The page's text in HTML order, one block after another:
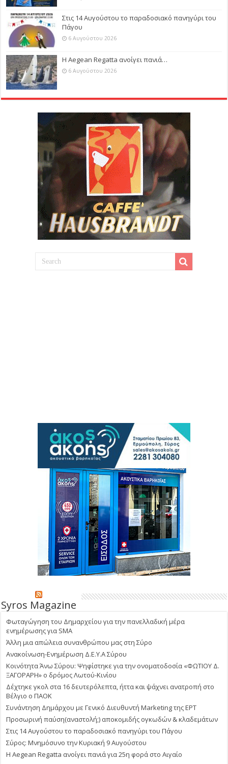
Στις 14 Αυγούστου το παραδοσιακό πανηγύρι του
Πάγου
6 Αυγούστου 2026
Η Aegean Regatta ανοίγει πανιά…
6 Αυγούστου 2026
Syros Magazine
Φωταγώγηση του Δημαρχείου για την πανελλαδική μέρα
ενημέρωσης για SMA
Άλλη μια απώλεια συνανθρώπου μας στη Σύρο
Ανακοίνωση-Ενημέρωση Δ.Ε.Υ.Α Σύρου
Κοινότητα Άνω Σύρου: Ψηφίστηκε για την ονοματοδοσία «ΦΩΤΙΟΥ Δ.
ΞΑΓΟΡΑΡΗ» ο δρόμος Λωτού-Κινίου
Δέχτηκε γκολ στα 16 δευτερόλεπτα, ήττα και ψάχνει ανατροπή στο
Βέλγιο ο ΠΑΟΚ
Συνάντηση Δημάρχου με Γενικό Διευθυντή Marketing της ΕΡΤ
Προσωρινή παύση(αναστολή;) αποκομιδής ογκωδών & κλαδεμάτων
Στις 14 Αυγούστου το παραδοσιακό πανηγύρι του Πάγου
Σύρος: Μνημόσυνο την Κυριακή 9 Αυγούστου
Η Aegean Regatta ανοίγει πανιά για 25η φορά στο Αιγαίο